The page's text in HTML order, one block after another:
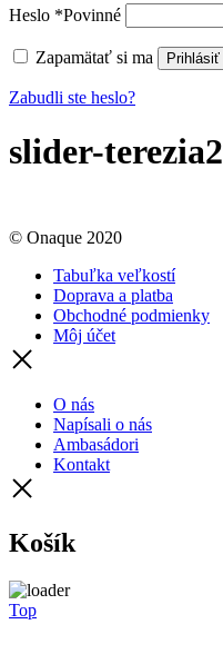
Heslo *Povinné
Zapamätať si ma Prihlásiť
Zabudli ste heslo?
slider-terezia2
© Onaque 2020
Tabuľka veľkostí
Doprava a platba
Obchodné podmienky
Môj účet
O nás
Napísali o nás
Ambasádori
Kontakt
Košík
Top